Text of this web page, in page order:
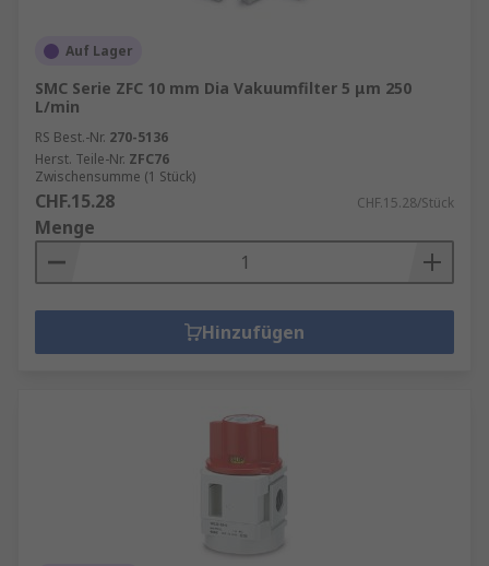
Auf Lager
SMC Serie ZFC 10 mm Dia Vakuumfilter 5 μm 250
L/min
RS Best.-Nr. 270-5136
Herst. Teile-Nr. ZFC76
Zwischensumme (1 Stück)
CHF.15.28 CHF.15.28/Stück
Menge
Hinzufügen